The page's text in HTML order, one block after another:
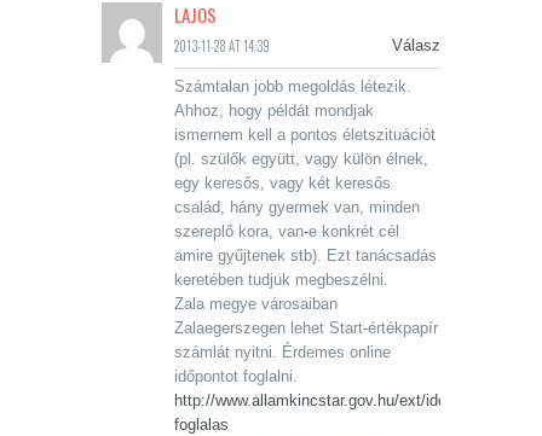
LAJOS
2013-11-28 AT 14:39 Válasz
Számtalan jobb megoldás létezik.
Ahhoz, hogy példát mondjak
ismernem kell a pontos életszituációt
(pl. szülők együtt, vagy külön élnek,
egy keresős, vagy két keresős
család, hány gyermek van, minden
szereplő kora, van-e konkrét cél
amire gyűjtenek stb). Ezt tanácsadás
keretében tudjuk megbeszélni.
Zala megye városaiban
Zalaegerszegen lehet Start-értékpapír
számlát nyitni. Érdemes online
időpontot foglalni.
http://www.allamkincstar.gov.hu/ext/idopont-
foglalas